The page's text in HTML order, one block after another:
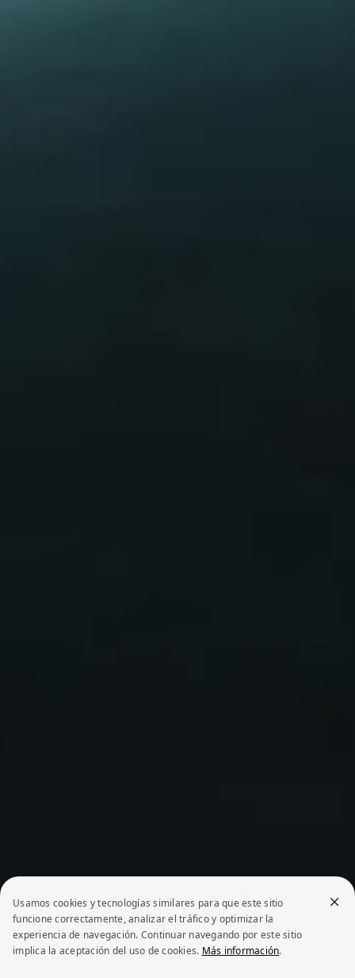
Usamos cookies y tecnologías similares para que este sitio
funcione correctamente, analizar el tráfico y optimizar la
experiencia de navegación. Continuar navegando por este sitio
implica la aceptación del uso de cookies. Más información.